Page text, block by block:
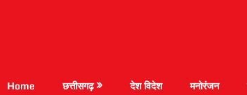
Home छत्तीसगढ़ देश विदेश मनोरंजन